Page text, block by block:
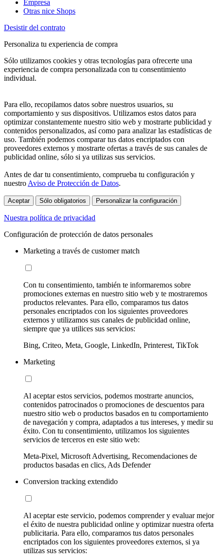
Empresa
Otras nice Shops
Desistir del contrato
Personaliza tu experiencia de compra
Sólo utilizamos cookies y otras tecnologías para ofrecerte una
experiencia de compra personalizada con tu consentimiento
individual.
Para ello, recopilamos datos sobre nuestros usuarios, su
comportamiento y sus dispositivos. Utilizamos estos datos para
optimizar constantemente nuestro sitio web y mostrarte publicidad y
contenidos personalizados, así como para analizar las estadísticas de
uso. También podemos comparar tus datos encriptados con
proveedores externos y mostrarte ofertas a través de sus canales de
publicidad online, sólo si ya utilizas sus servicios.
Antes de dar tu consentimiento, comprueba tu configuración y
nuestro Aviso de Protección de Datos.
Aceptar Sólo obligatorios Personalizar la configuración
Nuestra política de privacidad
Configuración de protección de datos personales
Marketing a través de customer match
Con tu consentimiento, también te informaremos sobre
promociones externas en nuestro sitio web y te mostraremos
productos relevantes. Para ello, comparamos tus datos
personales encriptados con los siguientes proveedores
externos y utilizamos sus canales de publicidad online,
siempre que ya utilices sus servicios:
Bing, Criteo, Meta, Google, LinkedIn, Printerest, TikTok
Marketing
Al aceptar estos servicios, podemos mostrarte anuncios,
contenidos patrocinados o promociones de descuentos para
nuestro sitio web o productos basados en tu comportamiento
de navegación y compra, adaptados a tus intereses, y medir su
éxito. Con tu consentimiento, utilizamos los siguientes
servicios de terceros en este sitio web:
Meta-Pixel, Microsoft Advertising, Recomendaciones de
productos basadas en clics, Ads Defender
Conversion tracking extendido
Al aceptar este servicio, podemos comprender y evaluar mejor
el éxito de nuestra publicidad online y optimizar nuestra oferta
publicitaria. Para ello, comparamos tus datos personales
encriptados con los siguientes proveedores externos, si ya
utilizas sus servicios: